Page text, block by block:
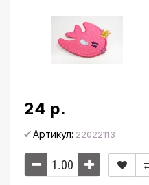
24 р.
Артикул: 22022113